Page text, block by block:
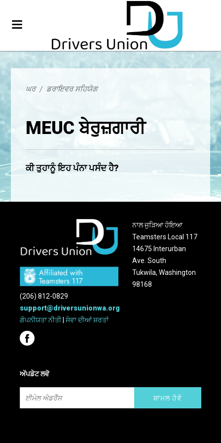
ਘਰ / ਡਰਾਇਵਰ ਸਹਿਯੋਗ
MEUC ਬੇਰੁਜ਼ਗਾਰੀ
ਕੀ ਤੁਹਾਨੂੰ ਇਹ ਪੰਨਾ ਪਸੰਦ ਹੈ?
ਨਾਲ ਜੁੜਿਆ ਹੋਇਆ
Teamsters Local 117
14675 Interurban
Ave. South
Tukwila, Washington
98168
(206) 812-0829
support@driversunionwa.org
ਗੋਪਨੀਯਤਾ ਨੀਤੀ|ਸੇਵਾ ਦੀਆਂ ਸ਼ਰਤਾਂ
ਅੱਪਡੇਟ ਲਵੋ